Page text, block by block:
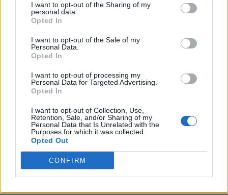
I want to opt-out of the Sharing of my
personal data.
Opted In
I want to opt-out of the Sale of my
Personal Data.
Opted In
I want to opt-out of processing my
Personal Data for Targeted Advertising.
Opted In
I want to opt-out of Collection, Use,
Retention, Sale, and/or Sharing of my
Personal Data that Is Unrelated with the
Purposes for which it was collected.
Opted Out
CONFIRM